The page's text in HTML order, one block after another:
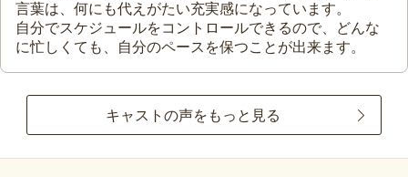
言葉は、何にも代えがたい充実感になっています。
自分でスケジュールをコントロールできるので、どんな
に忙しくても、自分のペースを保つことが出来ます。
キャストの声をもっと見る